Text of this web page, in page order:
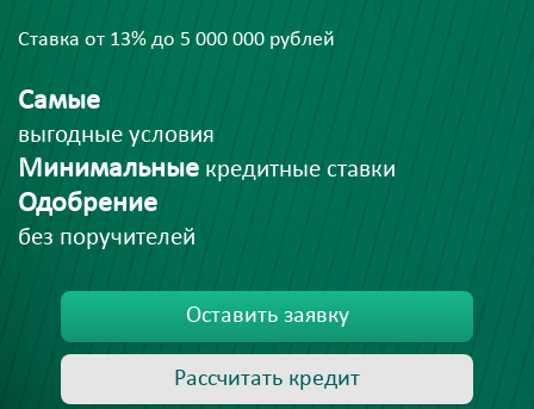
Ставка от 13% до 5 000 000 рублей
Самые
выгодные условия
Минимальные кредитные ставки
Одобрение
без поручителей
Оставить заявку
Рассчитать кредит